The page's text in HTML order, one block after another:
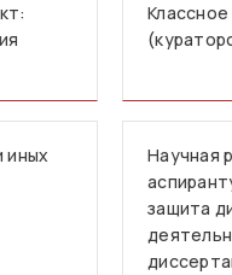
иных
Научная
защита